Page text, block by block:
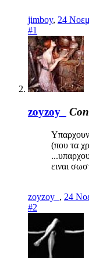
jimboy, 24
#1
zoyzoy_
(που τα
ειναι
zoyzoy_ , 24
#2